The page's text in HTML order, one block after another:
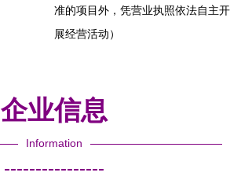
准的项目外，凭营业执照依法自主开
展经营活动）
企业信息
Information
----------------